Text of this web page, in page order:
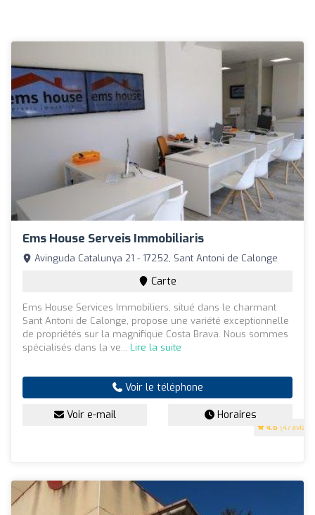
Ems House Serveis Immobiliaris
4.6 (47 avis)
Avinguda Catalunya 21 - 17252, Sant Antoni de Calonge
Carte
Ems House Services Immobiliers, situé dans le charmant
Sant Antoni de Calonge, propose une variété exceptionnelle
de propriétés sur la magnifique Costa Brava. Nous sommes
spécialisés dans la ve... Lire la suite
Voir le téléphone
Voir e-mail Horaires